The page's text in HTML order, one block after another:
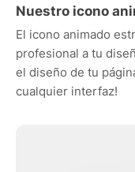
Nuestro icono
El icono animado
profesional a tu
el diseño de tu
cualquier interfaz!